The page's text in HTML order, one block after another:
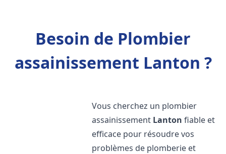
Besoin de Plombier
assainissement Lanton ?
Vous cherchez un plombier
assainissement Lanton fiable et
efficace pour résoudre vos
problèmes de plomberie et